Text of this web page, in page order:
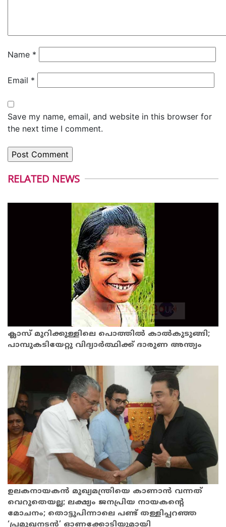
Name *
Email *
Save my name, email, and website in this browser for
the next time I comment.
RELATED NEWS
ക്ലാസ് മുറിക്കുള്ളിലെ പൊത്തിൽ കാൽകുടുങ്ങി;
പാമ്പുകടിയേറ്റു വിദ്യാർത്ഥിക്ക് ദാരുണ അന്ത്യം
ഉലകനായകന്‍ മുഖ്യമന്ത്രിയെ കാണാന്‍ വന്നത്
വെറുതെയല്ല; ലക്ഷ്യം ജനപ്രിയ നായകന്റെ
മോചനം; തൊട്ടുപിന്നാലെ പണ്ട് തള്ളിപ്പറഞ്ഞ
‘പ്രമുഖനടന്‍’ ഓണക്കോടിയുമായി